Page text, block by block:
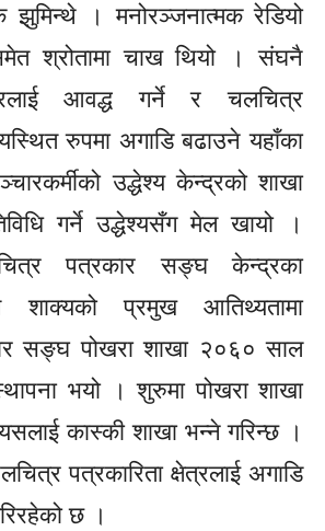
झुमिन्थे । मनोरञ्जनात्मक रेडियो
श्रोतामा चाख थियो । संघनै
आवद्ध गर्ने र चलचित्र
रुपमा अगाडि बढाउने यहाँका
उद्धेश्य केन्द्रको शाखा
गर्ने उद्धेश्यसँग मेल खायो ।
पत्रकार सङ्घ केन्द्रका
प्रमुख आतिथ्यतामा
सङ्घ पोखरा शाखा २०६० साल
भयो । शुरुमा पोखरा शाखा
कास्की शाखा भन्ने गरिन्छ ।
पत्रकारिता क्षेत्रलाई अगाडि
छ ।